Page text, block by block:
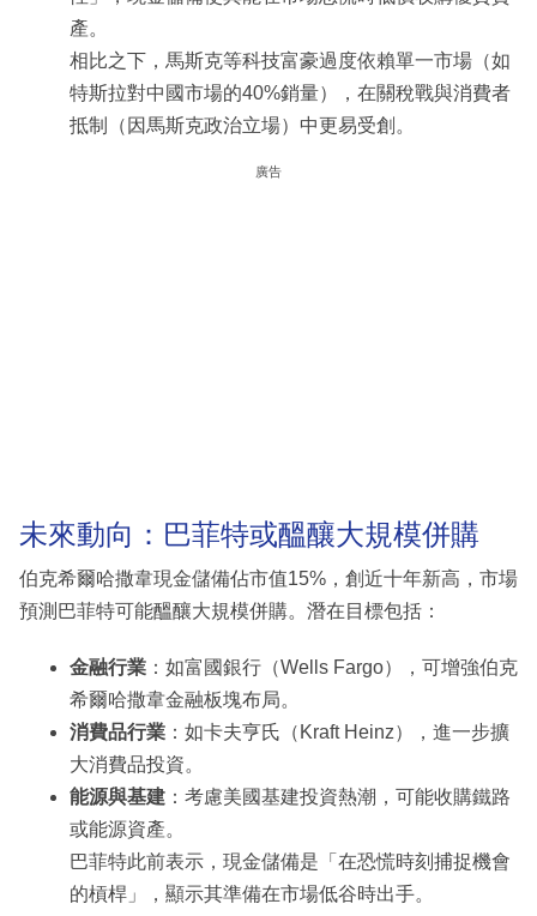
產。
相比之下，馬斯克等科技富豪過度依賴單一市場（如
特斯拉對中國市場的40%銷量），在關稅戰與消費者
抵制（因馬斯克政治立場）中更易受創。
廣告
未來動向：巴菲特或醞釀大規模併購
伯克希爾哈撒韋現金儲備佔市值15%，創近十年新高，市場
預測巴菲特可能醞釀大規模併購。潛在目標包括：
金融行業 ：如富國銀行（Wells Fargo），可增強伯克
希爾哈撒韋金融板塊布局。
消費品行業 ：如卡夫亨氏（Kraft Heinz），進一步擴
大消費品投資。
能源與基建 ：考慮美國基建投資熱潮，可能收購鐵路
或能源資產。
巴菲特此前表示，現金儲備是「在恐慌時刻捕捉機會
的槓桿」，顯示其準備在市場低谷時出手。